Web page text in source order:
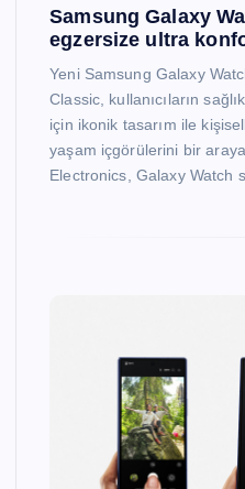
Samsung Galaxy
egzersize ultra
Yeni Samsung Galaxy
Classic, kullanıcıların
için ikonik tasarım ile
yaşam içgörülerini bir
Electronics, Galaxy Watch